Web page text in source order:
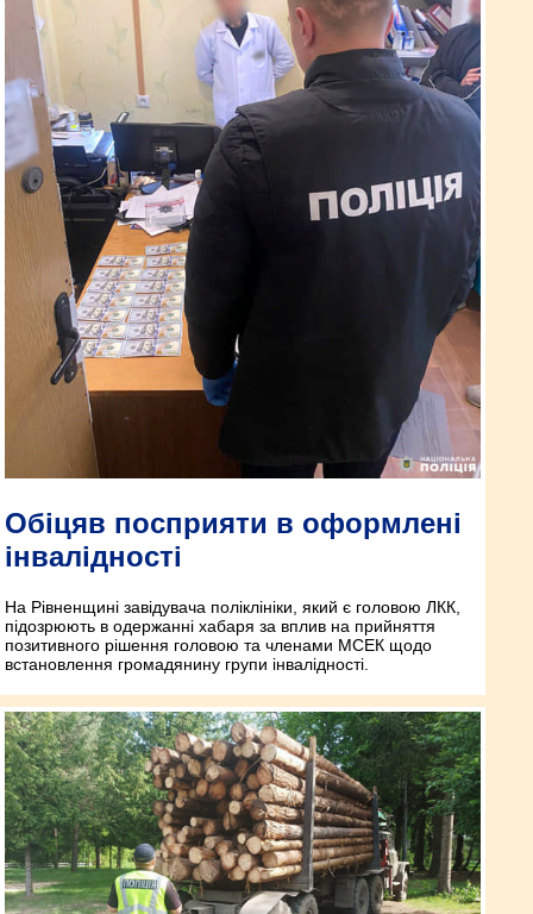
Обіцяв посприяти в оформлені
інвалідності
На Рівненщині завідувача поліклініки, який є головою ЛКК,
підозрюють в одержанні хабаря за вплив на прийняття
позитивного рішення головою та членами МСЕК щодо
встановлення громадянину групи інвалідності.